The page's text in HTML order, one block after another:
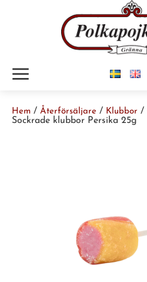
m
Hem / Återförsäljare / Klubbor /
Sockrade klubbor Persika 25g